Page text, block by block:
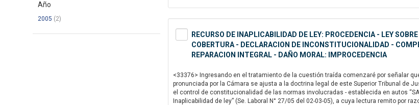
Año
2005 (2)
RECURSO DE INAPLICABILIDAD DE LEY: PROCEDENCIA - LEY
COBERTURA - DECLARACION DE INCONSTITUCIONALIDAD -
REPARACION INTEGRAL - DAÑO MORAL: IMPROCEDENCIA
<33376> Ingresando en el tratamiento de la cuestión traída comenzaré por señalar
pronunciada por la Cámara se ajusta a la doctrina legal de este Superior Tribunal de
el control de constitucionalidad de las normas involucradas - establecida en autos
Inaplicabilidad de ley” (Se. Laboral N° 27/05 del 02-03-05), a cuya lectura remito por